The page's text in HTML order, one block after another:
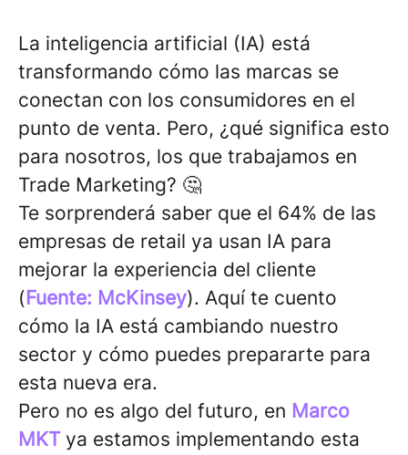
La inteligencia artificial (IA) está
transformando cómo las marcas se
conectan con los consumidores en el
punto de venta. Pero, ¿qué significa esto
para nosotros, los que trabajamos en
Trade Marketing? 🤔
Te sorprenderá saber que el 64% de las
empresas de retail ya usan IA para
mejorar la experiencia del cliente
(Fuente: McKinsey). Aquí te cuento
cómo la IA está cambiando nuestro
sector y cómo puedes prepararte para
esta nueva era.
Pero no es algo del futuro, en Marco
MKTya estamos implementando esta